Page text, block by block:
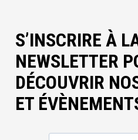
S’INSCRIRE À
NEWSLETTER
DÉCOUVRIR
ET